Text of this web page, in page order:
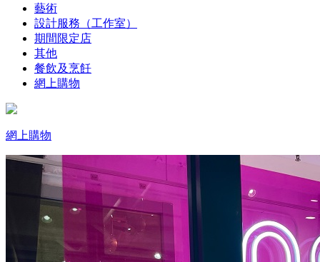
藝術
設計服務（工作室）
期間限定店
其他
餐飲及烹飪
網上購物
網上購物